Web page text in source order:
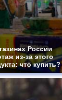
России
из-за этого
что купить?